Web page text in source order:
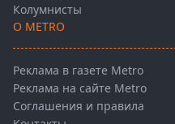
Колумнисты
О METRO
Реклама в газете Metro
Реклама на сайте Metro
Соглашения и правила